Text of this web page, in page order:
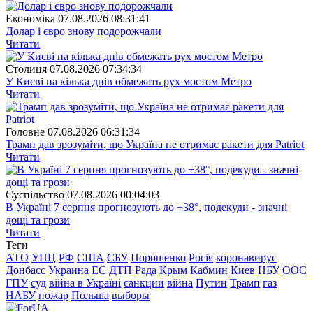
Економіка 07.08.2026 08:31:41
Долар і євро знову подорожчали
Читати
Столиця 07.08.2026 07:34:34
У Києві на кілька днів обмежать рух мостом Метро
Читати
Головне 07.08.2026 06:31:34
Трамп дав зрозуміти, що Україна не отримає ракети для Patriot
Читати
Суспiльство 07.08.2026 00:04:03
В Україні 7 серпня прогнозують до +38°, подекуди - значні
дощі та грози
Читати
Теги
АТО УПЦ РФ США СБУ Порошенко Росія коронавирус
Донбасс Украина ЕС ДТП Рада Крым Кабмин Киев НБУ ООС
ГПУ суд війна в Україні санкции війна Путин Трамп газ
НАБУ пожар Польша выборы